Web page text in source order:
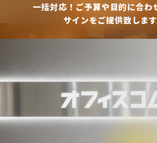
一括対応！ ご予算や目的に合わ
サインをご提供致します